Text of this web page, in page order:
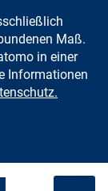
Maß.
in einer
Informationen